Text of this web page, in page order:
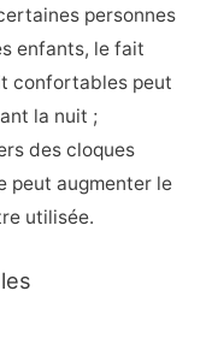
personnes
enfants, le fait
confortables peut
la nuit ;
des cloques
peut augmenter le
utilisée.